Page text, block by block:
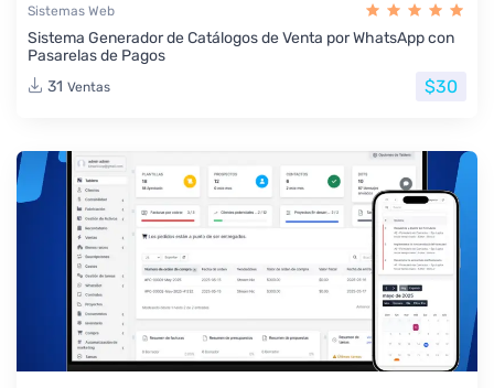
Sistemas Web
Sistema Generador de Catálogos de Venta por WhatsApp con
Pasarelas de Pagos
31 Ventas $30